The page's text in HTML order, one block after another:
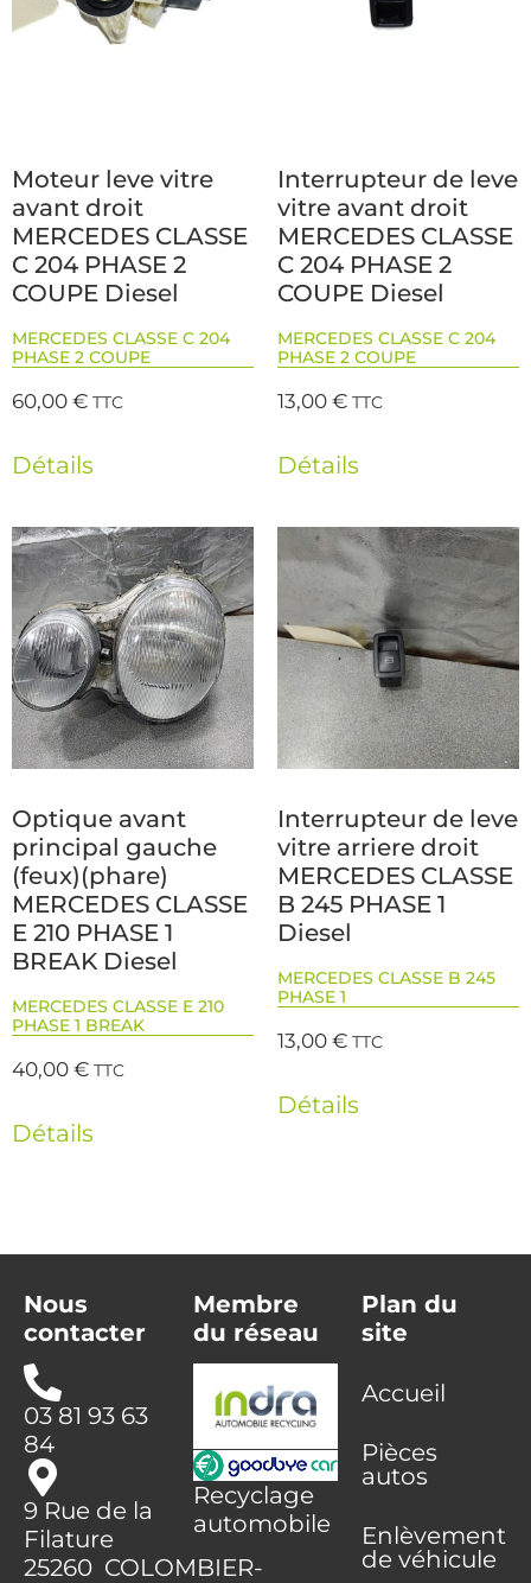
Moteur leve vitre
avant droit
MERCEDES CLASSE
C 204 PHASE 2
COUPE Diesel
MERCEDES CLASSE C 204
PHASE 2 COUPE
60,00€ TTC
Détails
Interrupteur de leve
vitre avant droit
MERCEDES CLASSE
C 204 PHASE 2
COUPE Diesel
MERCEDES CLASSE C 204
PHASE 2 COUPE
13,00€ TTC
Détails
Optique avant
principal gauche
(feux)(phare)
MERCEDES CLASSE
E 210 PHASE 1
BREAK Diesel
MERCEDES CLASSE E 210
PHASE 1 BREAK
40,00€ TTC
Détails
Interrupteur de leve
vitre arriere droit
MERCEDES CLASSE
B 245 PHASE 1
Diesel
MERCEDES CLASSE B 245
PHASE 1
13,00€ TTC
Détails
Nous
contacter
03 81 93 63
84
9 Rue de la
Filature
25260 COLOMBIER-
Membre
du réseau
Recyclage
automobile
Plan du
site
Accueil
Pièces
autos
Enlèvement
de véhicule